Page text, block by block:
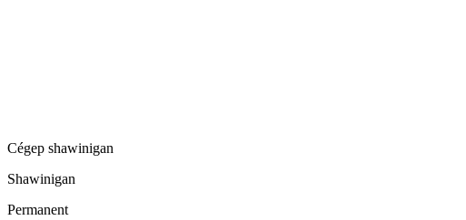
Cégep shawinigan
Shawinigan
Permanent